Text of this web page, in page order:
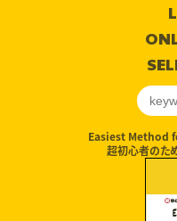
Easiest Method
超初心者のた